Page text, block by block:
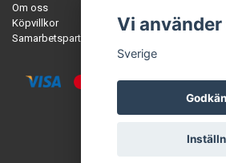
Om oss
Köpvillkor
Samarbetspartners
© Copyright
Vi
Sverige